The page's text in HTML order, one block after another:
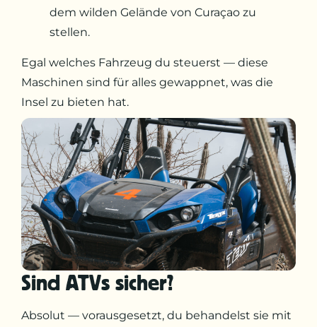
dem wilden Gelände von Curaçao zu
stellen.
Egal welches Fahrzeug du steuerst — diese
Maschinen sind für alles gewappnet, was die
Insel zu bieten hat.
Sind ATVs sicher?
Absolut — vorausgesetzt, du behandelst sie mit